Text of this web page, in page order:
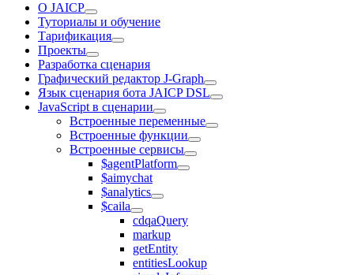
О JAICP
Туториалы и обучение
Тарификация
Проекты
Разработка сценария
Графический редактор J‑Graph
Язык сценария бота JAICP DSL
JavaScript в сценарии
Встроенные переменные
Встроенные функции
Встроенные сервисы
$agentPlatform
$aimychat
$analytics
$caila
cdqaQuery
markup
getEntity
entitiesLookup